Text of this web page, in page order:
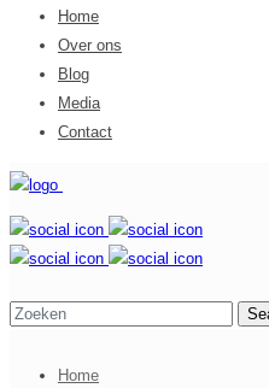
Home
Over ons
Blog
Media
Contact
Home